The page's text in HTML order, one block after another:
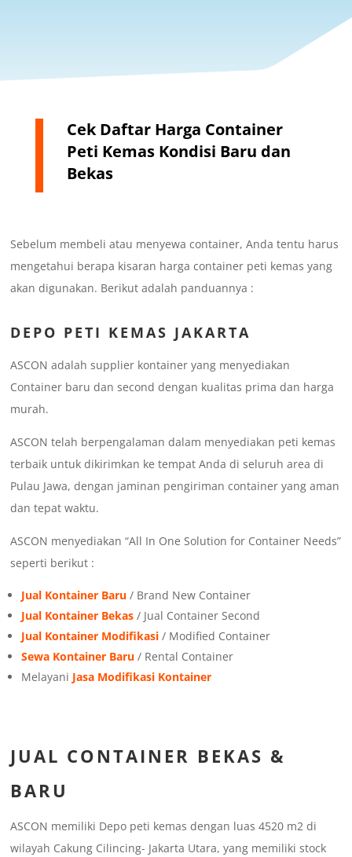
Cek Daftar Harga Container
Peti Kemas Kondisi Baru dan
Bekas
Sebelum membeli atau menyewa container, Anda tentu harus
mengetahui berapa kisaran harga container peti kemas yang
akan digunakan. Berikut adalah panduannya :
DEPO PETI KEMAS JAKARTA
ASCON adalah supplier kontainer yang menyediakan
Container baru dan second dengan kualitas prima dan harga
murah.
ASCON telah berpengalaman dalam menyediakan peti kemas
terbaik untuk dikirimkan ke tempat Anda di seluruh area di
Pulau Jawa, dengan jaminan pengiriman container yang aman
dan tepat waktu.
ASCON menyediakan “All In One Solution for Container Needs”
seperti berikut :
Jual Kontainer Baru / Brand New Container
Jual Kontainer Bekas / Jual Container Second
Jual Kontainer Modifikasi / Modified Container
Sewa Kontainer Baru / Rental Container
Melayani Jasa Modifikasi Kontainer
JUAL CONTAINER BEKAS &
BARU
ASCON memiliki Depo peti kemas dengan luas 4520 m2 di
wilayah Cakung Cilincing- Jakarta Utara, yang memiliki stock